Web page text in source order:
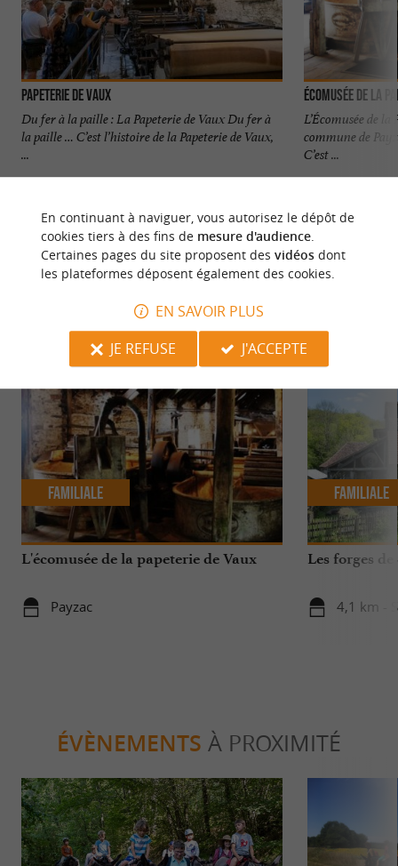
Papeterie de Vaux
Du fer à la paille : La Papeterie de Vaux Du fer à
la paille … C’est l’histoire de la Papeterie de Vaux,
...
Écomusée de la
L’Écomusée de
commune de
C’est ...
NOUS AVONS TESTÉPOUR VOUS
L'écomusée de la papeterie de Vaux
Payzac
Familiale
Les forges
4,1 km -
Familiale
ÉVÈNEMENTS À PROXIMITÉ
En continuant à naviguer, vous autorisez le dépôt de
cookies tiers à des fins de mesure d'audience.
Certaines pages du site proposent des vidéosdont
les plateformes déposent également des cookies.
EN SAVOIR PLUS
JE REFUSE
J'ACCEPTE